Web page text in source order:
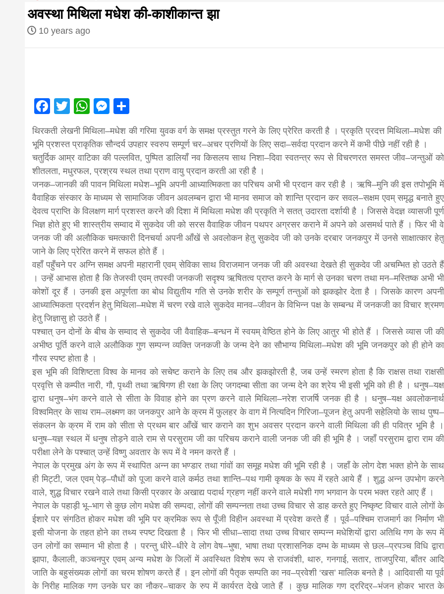
first hindi
magazine of
news in hindi
from
Nepal,madhesh
news,financial
news,loan,bank
news, madhesh
khabar
अवस्था मिथिला मधेश की-काशीकान्त झा
10 years ago
Facebook
TwitterWhatsApp
Messenger
थिरकती लेखनी मिथिला–मधेश की गरिमा युवक वर्ग के समक्ष प्रस्तुत गरने के लिए प्रेरित करती है । प्रकृति प्रदत्त मिथिला–मधेश की
भूमि प्रशस्त प्राकृतिक सौन्दर्य उपहार स्वरुप सम्पूर्ण चर–अचर प्रणियों के लिए सदा–सर्वदा प्रदान करने में कभी पीछे नहीं रही है ।
चतुर्दिक आम्र वाटिका की पल्लवित, पुष्पित डालियाँ नव किसलय साथ निशा–दिवा स्वतन्त्र रूप से विचरणरत समस्त जीव–जन्तुओं को
शीतलता, मधुरफल, प्रश्रय स्थल तथा प्राण वायु प्रदान करती आ रही है ।
जनक–जानकी की पावन मिथिला मधेश–भूमि अपनी आध्यात्मिकता का परिचय अभी भी प्रदान कर रही है । ऋषि–मुनि की इस तपोभूमि में
वैवाहिक संस्कार के माध्यम से सामाजिक जीवन अवलम्बन द्वारा भी मानव समाज को शान्ति प्रदान कर सवल–सक्षम एवम् समृद्ध बनाते हुए
देवत्व प्राप्ति के विलक्षण मार्ग प्रशस्त करने की दिशा में मिथिला मधेश की प्रकृति ने सतत् उदारता दर्शायी है । जिससे वेदज्ञ व्यासजी पूर्ण
भिज्ञ होते हुए भी शास्त्रीय सम्वाद में सुकदेव जी को सरस वैवाहिक जीवन पथपर अग्रसर कराने में अपने को असमर्थ पाते हैं । फिर भी वे
जनक जी की अलौकिक चमत्कारी दिनचर्या अपनी आँखें से अवलोकन हेतु सुकदेव जी को उनके दरबार जनकपुर में उनसे साक्षात्कार हेतु
जाने के लिए प्रेरित करने में सफल होते हैं ।
वहाँ पहुँचने पर अग्नि समक्ष अपनी महारानी एवम् सेविका साथ विराजमान जनक जी की अवस्था देखते ही सुकदेव जी अचम्भित हो उठते हैं
। उन्हें आभास होता है कि तेजस्वी एवम् तपस्वी जनकजी सदृश्य ऋषितत्व प्राप्त करने के मार्ग से उनका चरण तथा मन–मस्तिष्क अभी भी
कोशों दूर हैं । उनकी इस अपूर्णता का बोध विद्युतीय गति से उनके शरीर के सम्पूर्ण तन्तुओं को झकझोर देता है । जिसके कारण अपनी
आध्यात्मिकता प्रदर्शन हेतु मिथिला–मधेश में चरण रखे वाले सुकदेव मानव–जीवन के विभिन्न पक्ष के सम्बन्ध में जनकजी का विचार श्रमण
हेतु जिज्ञासु हो उठते हैं ।
पश्चात् उन दोनों के बीच के सम्वाद से सुकदेव जी वैवाहिक–बन्धन में स्वयम् वेष्ठित होने के लिए आतुर भी होते हैं । जिससे व्यास जी की
अभीष्ठ पूर्ति करने वाले अलौकिक गुण सम्पन्न व्यक्ति जनकजी के जन्म देने का सौभाग्य मिथिला–मधेश की भूमि जनकपुर को ही होने का
गौरव स्पष्ट होता है ।
इस भूमि की विशिष्टता विश्व के मानव को सचेष्ट कराने के लिए तब और झकझोरती है, जब उन्हें स्मरण होता है कि राक्षस तथा राक्षसी
प्रवृत्ति से कम्पीत नारी, गौ, पृथ्वी तथा ऋषिगण ही रक्षा के लिए जगदम्बा सीता का जन्म देने का श्रेय भी इसी भूमि को ही है । धनुष–यक्ष
द्वारा धनुष–भंग करने वाले से सीता के विवाह होने का प्रण करने वाले मिथिला–नरेश राजर्षि जनक ही है । धनुष–यक्ष अवलोकनार्थ
विश्वमित्र के साथ राम–लक्ष्मण का जनकपुर आने के क्रम में फुलहर के वाग में नित्यदिन गिरिजा–पूजन हेतु अपनी सहेलियो के साथ पुष्प–
संकलन के क्रम में राम को सीता से प्रथम बार आँखें चार कराने का शुभ अवसर प्रदान करने वाली मिथिला की ही पवित्र भूमि है ।
धनुष–यज्ञ स्थल में धनुष तोड़ने वाले राम से परसुराम जी का परिचय कराने वाली जनक जी की ही भूमि है । जहाँ परसुराम द्वारा राम की
परीक्षा लेने के पश्चात् उन्हें विष्णु अवतार के रूप में वे नमन करते हैं ।
नेपाल के प्रमुख अंग के रूप में स्थापित अन्न का भण्डार तथा गांवों का समूह मधेश की भूमि रही है । जहाँ के लोग देश भक्त होने के साथ
ही मिट्टी, जल एवम् पेड़–पौधों को पूजा करने वाले कर्मठ तथा शान्ति–पथ गामी कृषक के रूप में रहते आये हैं । शुद्ध अन्न उपभोग करने
वाले, शुद्ध विचार रखने वाले तथा किसी प्रकार के अखाद्य पदार्थ ग्रहण नहीं करने वाले मधेशी गण भगवान के परम भक्त रहते आए हैं ।
नेपाल के पहाड़ी भू–भाग से कुछ लोग मधेश की सम्पदा, लोगों की सम्पन्नता तथा उच्च विचार से डाह करते हुए निष्कृष्ट विचार वाले लोगों के
ईशारे पर संगठित होकर मधेश की भूमि पर क्रमिक रूप से पूँजी विहीन अवस्था में प्रवेश करते हैं । पूर्व–पश्चिम राजमार्ग का निर्माण भी
इसी योजना के तहत होने का तथ्य स्पष्ट दिखता है । फिर भी सीधा–सादा तथा उच्च विचार सम्पन्न मधेशियों द्वारा अतिथि गण के रूप में
उन लोगों का सम्मान भी होता है । परन्तु धीरे–धीरे वे लोग वेष–भुषा, भाषा तथा प्रशासनिक दम्भ के माध्यम से छल–प्रपञ्च विधि द्वारा
झापा, कैलाली, कञ्चनपुर एवम् अन्य मधेश के जिलों में अवस्थित विशेष रूप से राजवंशी, थारु, गनगाई, सतार, ताजपुरिया, बाँतर आदि
जाति के बहुसंख्यक लोगों का चरम शोषण करते हैं । इन लोगों की पैतृक सम्पति का नव–प्रवेशी ‘खस’ मालिक बनते है । आदिवासी या पूर्व
के निरीह मालिक गण उनके घर का नौकर–चाकर के रुप में कार्यरत देखे जाते हैं । कुछ मालिक गण द्ररिद्र–भंजन होकर भारत के
आज का पंचांग: आज दिनांक 2 अगस्त 2026 रविवार शुभसंवत् 2083
बड़े अंतर से जीत हासिल करुँंगी –रेणु दाहाल
6 months ago
काठमांडू, फागुन ४ – चितवन क्षेत्र नम्बर ३ में प्रतिनिधिसभा
सदस्य के रूप में अपनी उम्मीदवारी दे चुकी रेणु दाहाल ने कहा है